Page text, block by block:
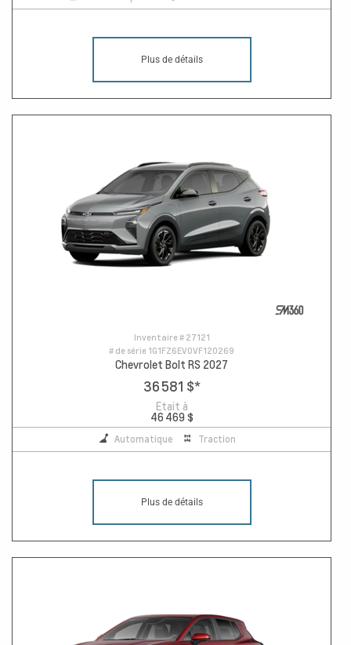
Plus de détails
Inventaire # 27121
# de série 1G1FZ6EV0VF120269
Chevrolet Bolt RS 2027
36 581 $*
Etait à
46 469 $
Automatique Traction
Plus de détails